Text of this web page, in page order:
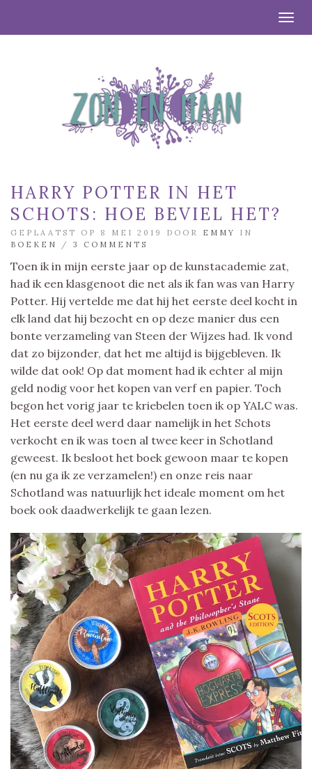
HARRY POTTER IN HET
SCHOTS: HOE BEVIEL HET?
GEPLAATST OP 8 MEI 2019 DOOR EMMY
IN
BOEKEN
/ 3 COMMENTS
Toen ik in mijn eerste jaar op de kunstacademie zat,
had ik een klasgenoot die net als ik fan was van Harry
Potter. Hij vertelde me dat hij het eerste deel kocht in
elk land dat hij bezocht en op deze manier dus een
bonte verzameling van Steen der Wijzes had. Ik vond
dat zo bijzonder, dat het me altijd is bijgebleven. Ik
wilde dat ook! Op dat moment had ik echter al mijn
geld nodig voor het kopen van verf en papier. Toch
begon het vorig jaar te kriebelen toen ik op YALC was.
Het eerste deel werd daar namelijk in het Schots
verkocht en ik was toen al twee keer in Schotland
geweest. Ik besloot het boek gewoon maar te kopen
(en nu ga ik ze verzamelen!) en onze reis naar
Schotland was natuurlijk het ideale moment om het
boek ook daadwerkelijk te gaan lezen.